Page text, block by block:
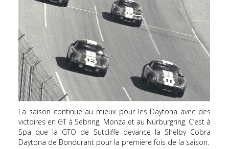
La saison continue au mieux pour les Daytona avec des
victoires en GT à Sebring, Monza et au Nürburgring. C’est à
Spa que la GTO de Sutcliffe devance la Shelby Cobra
Daytona de Bondurant pour la première fois de la saison.